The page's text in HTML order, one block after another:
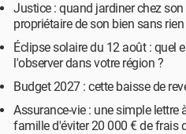
Justice : quand jardiner chez
propriétaire de son bien sans
Éclipse solaire du 12 août : quel
l'observer dans votre région ?
Budget 2027 : cette baisse de
Assurance-vie : une simple lettre
famille d'éviter 20 000 € de frais